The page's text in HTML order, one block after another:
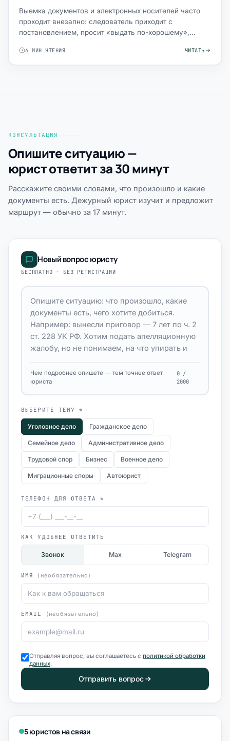
Выемка документов и электронных носителей часто
проходит внезапно: следователь приходит с
постановлением, просит «выдать по-хорошему»,
6 МИН ЧТЕНИЯ ЧИТАТЬ
КОНСУЛЬТАЦИЯ
Опишите ситуацию —
юрист ответит за 30 минут
Расскажите своими словами, что произошло и какие
документы есть. Дежурный юрист изучит и предложит
маршрут — обычно за 17 минут.
Новый вопрос юристу
БЕСПЛАТНО · БЕЗ РЕГИСТРАЦИИ
Чем подробнее опишете — тем точнее ответ
юриста
0 /
2000
ВЫБЕРИТЕ ТЕМУ *
Уголовное дело Гражданское дело
Семейное дело Административное дело
Трудовой спор Бизнес Военное дело
Миграционные споры Автоюрист
ТЕЛЕФОН ДЛЯ ОТВЕТА *
КАК УДОБНЕЕ ОТВЕТИТЬ
Звонок Max Telegram
ИМЯ (необязательно)
EMAIL (необязательно)
Отправляя вопрос, вы соглашаетесь с политикой обработки
данных.
Отправить вопрос
5 юристов на связи